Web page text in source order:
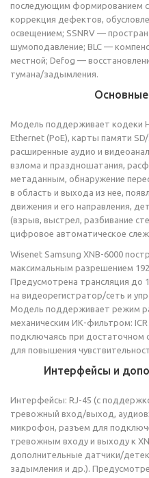
последующим формированием
коррекция дефектов,
освещением; SSNRV —
шумоподавление; BLC —
местной; Defog —
тумана/задымления.
Модель поддерживает кодеки
Ethernet (PoE), карты памяти
расширенные аудио и
взлома и праздношатания,
метаданным, обнаружение
в область и выхода из нее,
движения и его направления,
(взрыв, выстрел, разбивание
цифровое автоматическое
Wisenet Samsung XNB-6000
максимальным разрешением
Предусмотрена трансляция до
на видеорегистратор/сеть и
Модель поддерживает режим
механическим ИК-фильтром:
подключаясь при достаточном
для повышения
Интерфейсы и
Интерфейсы: RJ-45 (с
тревожный вход/выход,
микрофон, разъем для
тревожным входу и выходу к
дополнительные датчики/
задымления и др.).